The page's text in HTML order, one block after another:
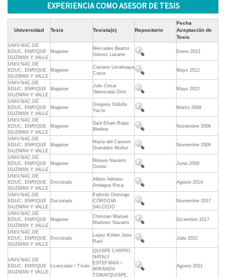
EXPERIENCIA COMO ASESOR DE TESIS
Universidad Tesis Tesista(s) Repositorio
Fecha
Aceptación de
Tesis
UNIV.NAC.DE
EDUC. ENRIQUE
GUZMAN Y VALLE
Magister
Mercedes Beatriz
Gòmez Lazarte
Enero 2013
UNIV.NAC.DE
EDUC. ENRIQUE
GUZMAN Y VALLE
Magister
Cipriano Limahuaya
Cayra
Mayo 2012
UNIV.NAC.DE
EDUC. ENRIQUE
GUZMAN Y VALLE
Magister
Julio Cesar
Valenzuela Ortiz
Mayo 2012
UNIV.NAC.DE
EDUC. ENRIQUE
GUZMAN Y VALLE
Magister
Gregorio Ordoño
Yucra
Marzo 2009
UNIV.NAC.DE
EDUC. ENRIQUE
GUZMAN Y VALLE
Magister
Saùl Efrain Rojas
Medina
Noviembre 2009
UNIV.NAC.DE
EDUC. ENRIQUE
GUZMAN Y VALLE
Magister
Marìa del Carmen
Granados Muñoz
Noviembre 2009
UNIV.NAC.DE
EDUC. ENRIQUE
GUZMAN Y VALLE
Magister
Moises Navarro
Osorio
Junio 2009
UNIV.NAC.DE
EDUC. ENRIQUE
GUZMAN Y VALLE
Doctorado
Albino Adriano
Andagua Roca
Agosto 2014
UNIV.NAC.DE
EDUC. ENRIQUE
GUZMAN Y VALLE
Doctorado
Felimón Domingo
CÓRDOVA
SALCEDO
Noviembre 2017
UNIV.NAC.DE
EDUC. ENRIQUE
GUZMAN Y VALLE
Magister
Christian Manuel
Martinez Navarro
Diciembre 2017
UNIV.NAC.DE
EDUC. ENRIQUE
GUZMAN Y VALLE
Doctorado
Lopez Kohler Jose
Raul
Julio 2022
UNIV.NAC.DE
EDUC. ENRIQUE
GUZMAN Y VALLE
Licenciado / Título
QUISPE CARPIO,
NATALY
ESTEFANIA /
MIRANDA
TOMAYQUISPE,
Agosto 2021